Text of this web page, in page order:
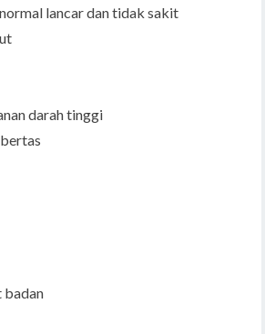
lancar dan tidak sakit
darah tinggi
badan